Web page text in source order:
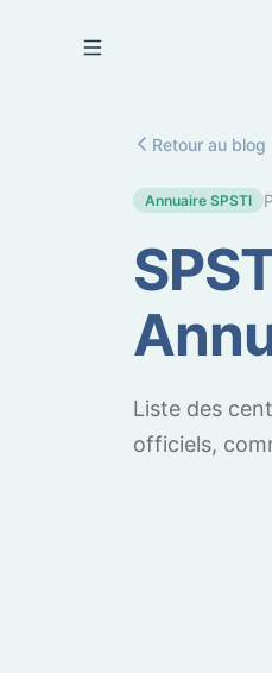
Retour au blog
Annuaire SPSTI
Liste des
officiels,